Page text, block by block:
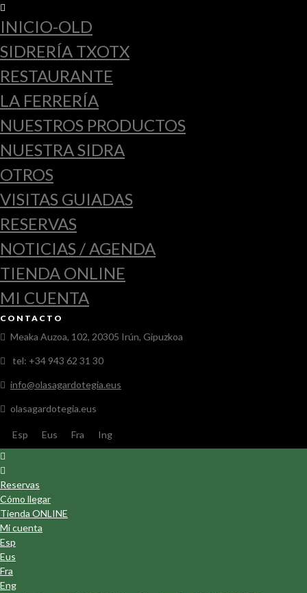
INICIO-OLD
SIDRERÍA TXOTX
RESTAURANTE
LA FERRERÍA
NUESTROS PRODUCTOS
NUESTRA SIDRA
OTROS
VISITAS GUIADAS
RESERVAS
NOTICIAS / AGENDA
TIENDA ONLINE
MI CUENTA
CONTACTO
Meaka Auzoa, 102, 20305 Irún, Gipuzkoa
tel: +34 943 62 31 30
info@olasagardotegia.eus
olasagardotegia.eus
Esp Eus Fra Ing
Reservas
Cómo llegar
Tienda ONLINE
Mi cuenta
Esp
Eus
Fra
Eng